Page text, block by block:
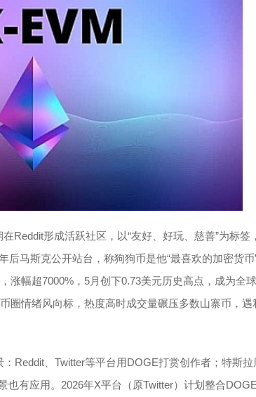
Reddit形成活跃社区，以“友好、好玩、慈善”为标签
马斯克公开站台，称狗狗币是他“最喜欢的加密货币
涨幅超7000%，5月创下0.73美元历史高点，成为全
圈情绪风向标，热度高时成交量碾压多数山寨币，遇
Reddit、Twitter等平台用DOGE打赏创作者；特斯
有应用。2026年X平台（原Twitter）计划整合